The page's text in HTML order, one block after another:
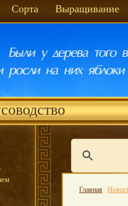
Сорта Выращивание
Главная /